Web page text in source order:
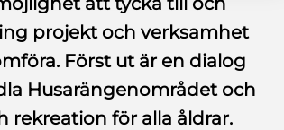
projekt och verksamhet
Först ut är en dialog
Husarängenområdet och
rekreation för alla åldrar.